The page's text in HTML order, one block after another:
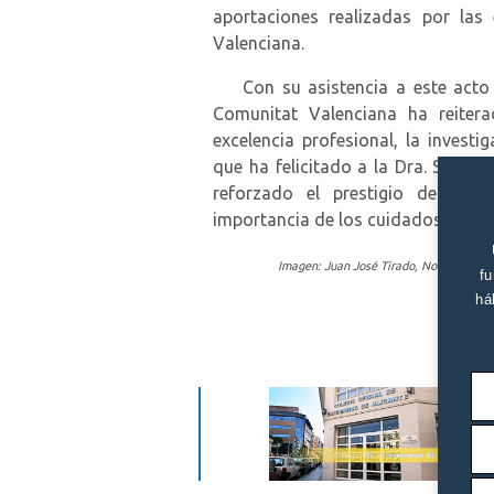
aportaciones realizadas por
Valenciana.
Con su asistencia a este acto
Comunitat Valenciana ha
excelencia profesional, la
que ha felicitado a la Dra. Silvia
reforzado el prestigio de la
importancia de los cuidados
Imagen: Juan José Tirado, Noelia